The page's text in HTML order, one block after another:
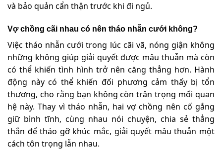
và bảo quản cẩn thận trước khi đi ngủ.
Vợ chồng cãi nhau có nên tháo nhẫn cưới không?
Việc tháo nhẫn cưới trong lúc cãi vã, nóng giận không
những không giúp giải quyết được mâu thuẫn mà còn
có thể khiến tình hình trở nên căng thẳng hơn. Hành
động này có thể khiến đối phương cảm thấy bị tổn
thương, cho rằng bạn không còn trân trọng mối quan
hệ này. Thay vì tháo nhẫn, hai vợ chồng nên cố gắng
giữ bình tĩnh, cùng nhau nói chuyện, chia sẻ thẳng
thắn để tháo gỡ khúc mắc, giải quyết mâu thuẫn một
cách tôn trọng lẫn nhau.